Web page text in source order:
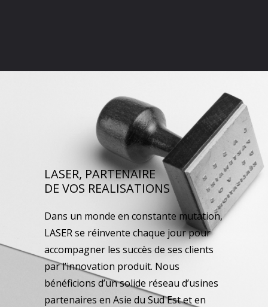
LASER, PARTENAIRE
DE VOS REALISATIONS
Dans un monde en constante mutation,
LASER se réinvente chaque jour pour
accompagner les succès de ses clients
par l’innovation produit. Nous
bénéficions d’un solide réseau d’usines
partenaires en Asie du Sud Est et en